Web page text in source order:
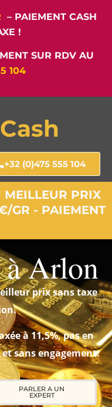
– PAIEMENT CASH
!
SUR RDV AU
104
+32 (0)475 555 104
MEILLEUR PRIX
GR - PAIEMENT
à Arlon
prix sans taxe
à 11,5%, pas en
sans engagement.
PARLER A UN
EXPERT